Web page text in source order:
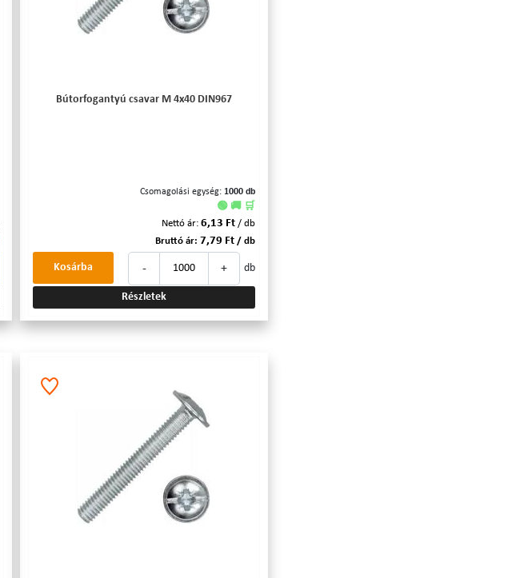
Bútorfogantyú csavar M 4x40 DIN967
Csomagolási egység: 1000 db
🟢 🚚 🛒
Nettó ár: 6,13 Ft / db
Bruttó ár: 7,79 Ft / db
- + db
Kosárba
Részletek